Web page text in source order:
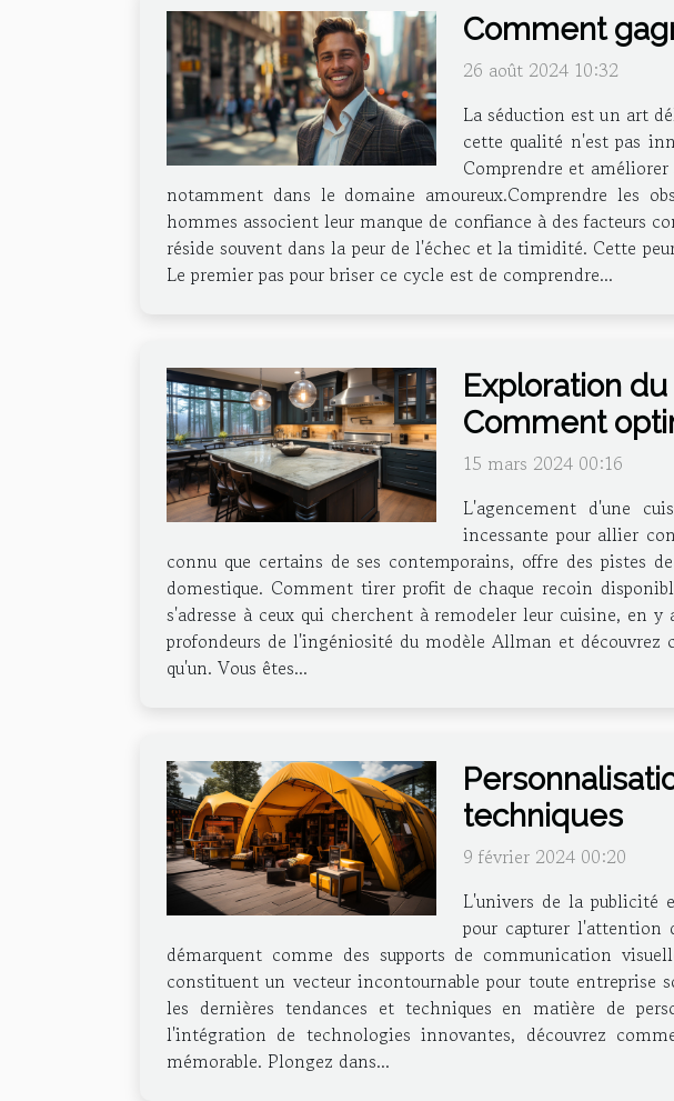
Comment
26 août 2024 10:32
La séduction est un art
cette qualité n'est pas
Comprendre et
notamment dans le domaine amoureux.Comprendre les
hommes associent leur manque de confiance à des facteurs
réside souvent dans la peur de l'échec et la timidité. Cette
Le premier pas pour briser ce cycle est de comprendre...
Exploration
Comment
15 mars 2024 00:16
L'agencement d'une
incessante pour allier
connu que certains de ses contemporains, offre des pistes
domestique. Comment tirer profit de chaque recoin
s'adresse à ceux qui cherchent à remodeler leur cuisine, en
profondeurs de l'ingéniosité du modèle Allman et
qu'un. Vous êtes...
techniques
9 février 2024 00:20
L'univers de la publicité
pour capturer l'attention
démarquent comme des supports de communication
constituent un vecteur incontournable pour toute entreprise
les dernières tendances et techniques en matière de
l'intégration de technologies innovantes, découvrez
mémorable. Plongez dans...